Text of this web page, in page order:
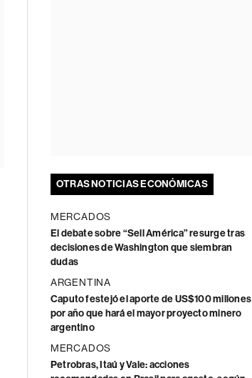
OTRAS NOTICIAS ECONÓMICAS
MERCADOS
El debate sobre “Sell América” resurge tras
decisiones de Washington que siembran
dudas
ARGENTINA
Caputo festejó el aporte de US$100 millones
por año que hará el mayor proyecto minero
argentino
MERCADOS
Petrobras, Itaú y Vale: acciones